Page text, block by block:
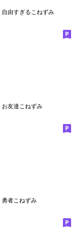
自由すぎるこねずみ
お友達こねずみ
勇者こねずみ